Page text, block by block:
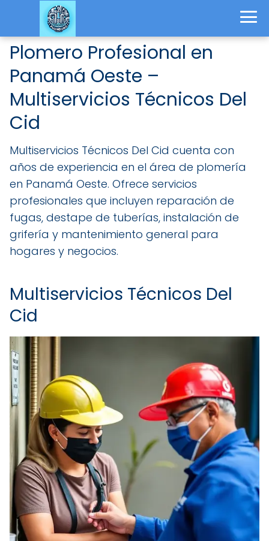
Plomero Profesional en
Panamá Oeste –
Multiservicios Técnicos Del
Cid
Multiservicios Técnicos Del Cid cuenta con
años de experiencia en el área de plomería
en Panamá Oeste. Ofrece servicios
profesionales que incluyen reparación de
fugas, destape de tuberías, instalación de
grifería y mantenimiento general para
hogares y negocios.
Multiservicios Técnicos Del
Cid